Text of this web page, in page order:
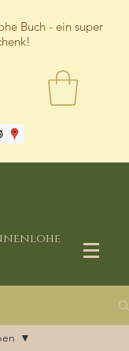
Buch - ein super